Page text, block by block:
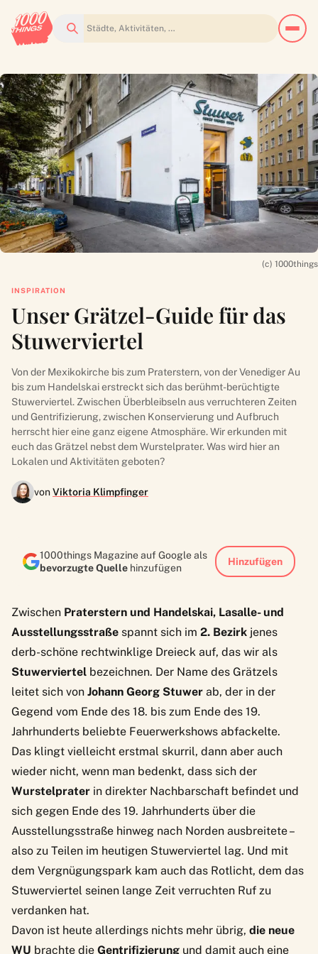
Suchen
(c) 1000things
INSPIRATION
Unser Grätzel-Guide für das
Stuwerviertel
Von der Mexikokirche bis zum Praterstern, von der Venediger Au
bis zum Handelskai erstreckt sich das berühmt-berüchtigte
Stuwerviertel. Zwischen Überbleibseln aus verruchteren Zeiten
und Gentrifizierung, zwischen Konservierung und Aufbruch
herrscht hier eine ganz eigene Atmosphäre. Wir erkunden mit
euch das Grätzel nebst dem Wurstelprater. Was wird hier an
Lokalen und Aktivitäten geboten?
vonViktoria Klimpfinger
1000things Magazine auf Google als
bevorzugte Quelle hinzufügen
Hinzufügen
Zwischen Praterstern und Handelskai, Lasalle- und
Ausstellungsstraße spannt sich im 2. Bezirk jenes
derb-schöne rechtwinklige Dreieck auf, das wir als
Stuwerviertel bezeichnen. Der Name des Grätzels
leitet sich von Johann Georg Stuwer ab, der in der
Gegend vom Ende des 18. bis zum Ende des 19.
Jahrhunderts beliebte Feuerwerkshows abfackelte.
Das klingt vielleicht erstmal skurril, dann aber auch
wieder nicht, wenn man bedenkt, dass sich der
Wurstelprater in direkter Nachbarschaft befindet und
sich gegen Ende des 19. Jahrhunderts über die
Ausstellungsstraße hinweg nach Norden ausbreitete –
also zu Teilen im heutigen Stuwerviertel lag. Und mit
dem Vergnügungspark kam auch das Rotlicht, dem das
Stuwerviertel seinen lange Zeit verruchten Ruf zu
verdanken hat.
Davon ist heute allerdings nichts mehr übrig, die neue
WU brachte die Gentrifizierung und damit auch eine